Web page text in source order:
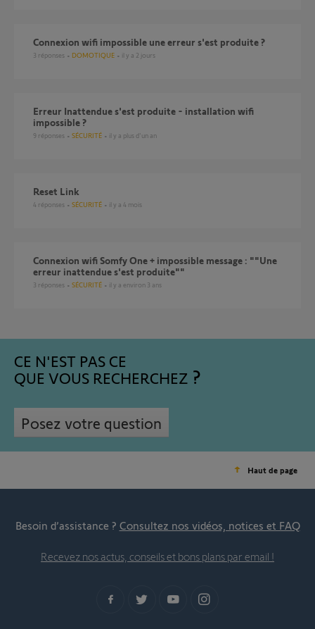
Connexion wifi impossible une erreur s'est produite ?
3 réponses DOMOTIQUE il y a 2 jours
Erreur Inattendue s'est produite - installation wifi
impossible ?
9 réponses SÉCURITÉ il y a plus d'un an
Reset Link
4 réponses SÉCURITÉ il y a 4 mois
Connexion wifi Somfy One + impossible message : ""Une
erreur inattendue s'est produite""
3 réponses SÉCURITÉ il y a environ 3 ans
CE N'EST PAS CE
QUE VOUS RECHERCHEZ
Posez votre question
Haut de page
Besoin d’assistance ? Consultez nos vidéos, notices et FAQ
Recevez nos actus, conseils et bons plans par email !